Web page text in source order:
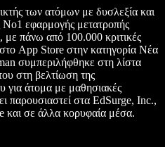
των ατόμων με δυσλεξία και
Νο1 εφαρμογής μετατροπής
με πάνω από 100.000 κριτικές
App Store στην κατηγορία Νέα
συμπεριλήφθηκε στη λίστα
στη βελτίωση της
για άτομα με μαθησιακές
παρουσιαστεί στα EdSurge, Inc.,
και σε άλλα κορυφαία μέσα.